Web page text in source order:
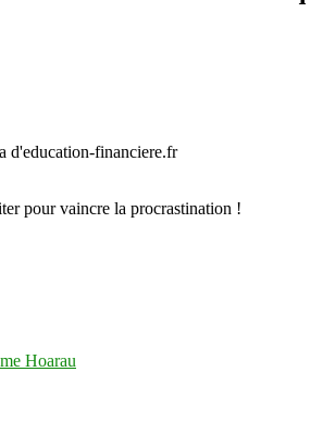
d'education-financiere.fr
pour vaincre la procrastination !
Hoarau